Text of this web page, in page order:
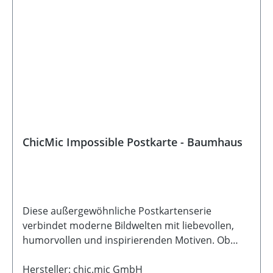
ChicMic Impossible Postkarte - Baumhaus
Diese außergewöhnliche Postkartenserie
verbindet moderne Bildwelten mit liebevollen,
humorvollen und inspirierenden Motiven. Ob
- jede Karte erzählt ihre ganz eigene kleine
Hersteller: chic.mic GmbH